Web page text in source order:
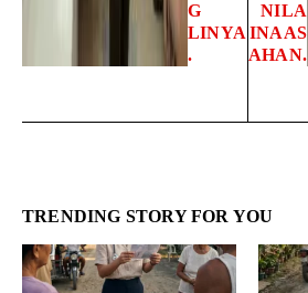
G
LINYA
.
NILA
INAAS
AHAN.
TRENDING STORY FOR YOU